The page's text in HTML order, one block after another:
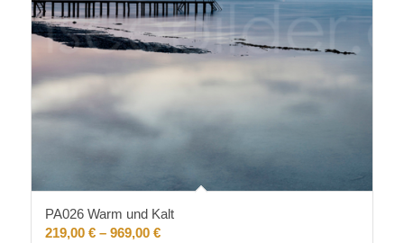
PA026 Warm und Kalt
219,00 €– 969,00 €